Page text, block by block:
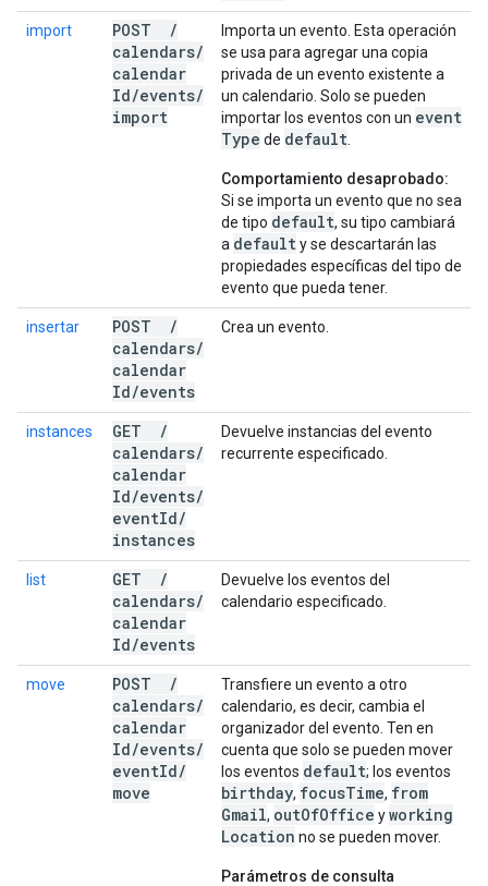
import POST
/
calendars/
calendar
Id/events/
import
Importa un evento. Esta operación
se usa para agregar una copia
privada de un evento existente a
un calendario. Solo se pueden
importar los eventos con un event
Type de default
Comportamiento desaprobado:
Si se importa un evento que no sea
de tipo default, su tipo cambiará
a defaulty se descartarán las
propiedades específicas del tipo de
evento que pueda tener.
insertar POST
/
calendars/
calendar
Id/events
Crea un evento.
instances GET
/
calendars/
calendar
Id/events/
eventId/
instances
Devuelve instancias del evento
recurrente especificado.
list GET
/
calendars/
calendar
Id/events
Devuelve los eventos del
calendario especificado.
move POST
/
calendars/
calendar
Id/events/
eventId/
move
Transfiere un evento a otro
calendario, es decir, cambia el
organizador del evento. Ten en
cuenta que solo se pueden mover
los eventos default; los eventos
birthday, focusTime, from
Gmail, outOfOffice yworking
Location no se pueden mover.
Parámetros de consulta